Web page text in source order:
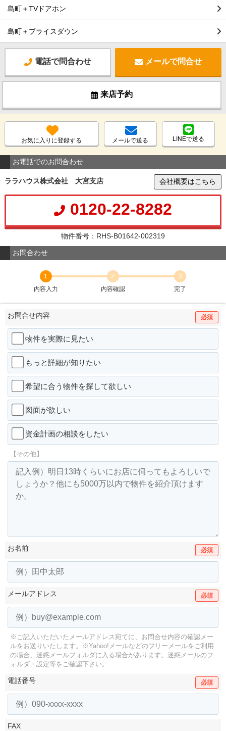
島町＋TVドアホン
島町＋プライスダウン
電話で問合わせ メールで問合せ
来店予約
お気に入りに登録する メールで送る LINEで送る
お電話でのお問合わせ
ララハウス株式会社 大宮支店 会社概要はこちら
0120-22-8282
物件番号：RHS-B01642-002319
お問合わせ
1
内容入力
2
内容確認
3
完了
お問合せ内容 必須
物件を実際に見たい
もっと詳細が知りたい
希望に合う物件を探して欲しい
図面が欲しい
資金計画の相談をしたい
【その他】
お名前 必須
メールアドレス 必須
※ご記入いただいたメールアドレス宛てに、お問合せ内容の確認メー
ルをお送りいたします。
※Yahoo!メールなどのフリーメールをご利用
の場合、迷惑メールフォルダに入る場合があります。 迷惑メールのフ
ォルダ・設定等をご確認下さい。
電話番号 必須
FAX